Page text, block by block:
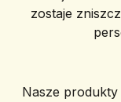
zostaje
Nasze